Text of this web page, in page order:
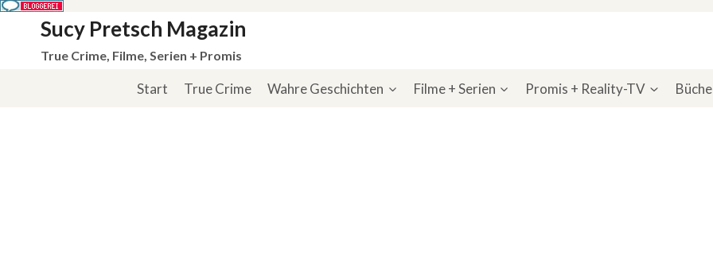
springen
Sucy Pretsch Magazin
True Crime, Filme, Serien + Promis
Start True Crime Wahre Geschichten Filme + Serien Promis + Reality-TV